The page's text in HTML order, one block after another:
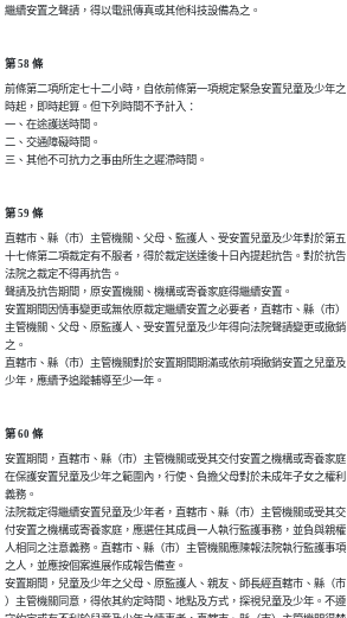
繼續安置之聲請，得以電訊傳真或其他科技設備為之。
第 58 條
前條第二項所定七十二小時，自依前條第一項規定緊急安置兒童及少年之
時起，即時起算。但下列時間不予計入：
一、在途護送時間。
二、交通障礙時間。
三、其他不可抗力之事由所生之遲滯時間。
第 59 條
直轄市、縣（市）主管機關、父母、監護人、受安置兒童及少年對於第五
十七條第二項裁定有不服者，得於裁定送達後十日內提起抗告。對於抗告
法院之裁定不得再抗告。
聲請及抗告期間，原安置機關、機構或寄養家庭得繼續安置。
安置期間因情事變更或無依原裁定繼續安置之必要者，直轄市、縣（市）
主管機關、父母、原監護人、受安置兒童及少年得向法院聲請變更或撤銷
之。
直轄市、縣（市）主管機關對於安置期間期滿或依前項撤銷安置之兒童及
少年，應續予追蹤輔導至少一年。
第 60 條
安置期間，直轄市、縣（市）主管機關或受其交付安置之機構或寄養家庭
在保護安置兒童及少年之範圍內，行使、負擔父母對於未成年子女之權利
義務。
法院裁定得繼續安置兒童及少年者，直轄市、縣（市）主管機關或受其交
付安置之機構或寄養家庭，應選任其成員一人執行監護事務，並負與親權
人相同之注意義務。直轄市、縣（市）主管機關應陳報法院執行監護事項
之人，並應按個案進展作成報告備查。
安置期間，兒童及少年之父母、原監護人、親友、師長經直轄市、縣（市
）主管機關同意，得依其約定時間、地點及方式，探視兒童及少年。不遵